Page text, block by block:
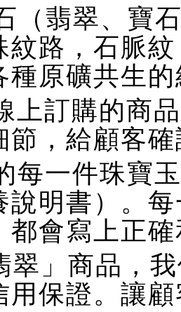
（翡翠、寶
紋路，石脈
種原礦共生
上訂購的商
節，給顧客
每一件珠寶
說明書）。
都會寫上正
翠」商品，
用保證。讓